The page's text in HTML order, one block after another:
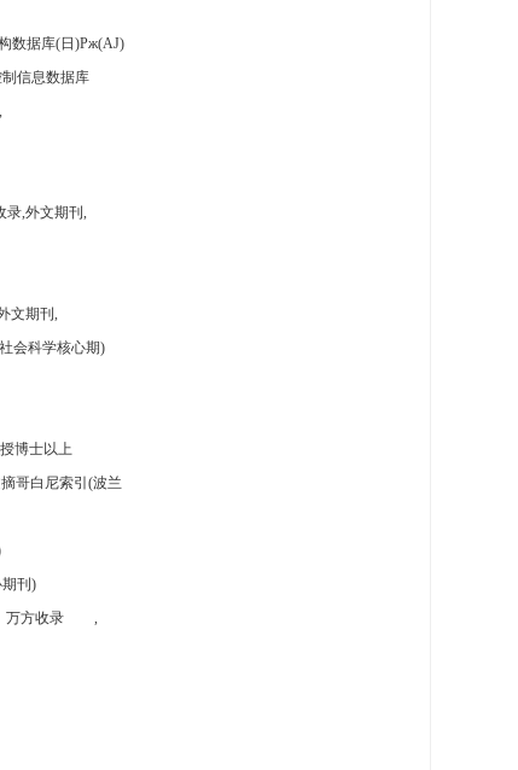
数据库(日)Pж(AJ)
信息数据库
录,外文期刊,
文期刊,
会科学核心期)
博士以上
哥白尼索引(波兰
刊)
万方收录
,